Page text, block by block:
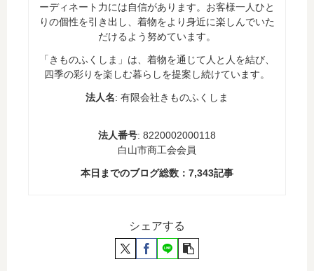
ーディネート力には自信があります。お客様一人ひと
りの個性を引き出し、着物をより身近に楽しんでいた
だけるよう努めています。
「きものふくしま」は、着物を通じて人と人を結び、
四季の彩りを楽しむ暮らしを提案し続けています。
法人名: 有限会社きものふくしま
法人番号: 8220002000118
白山市商工会会員
本日までのブログ総数： 7,343記事
シェアする